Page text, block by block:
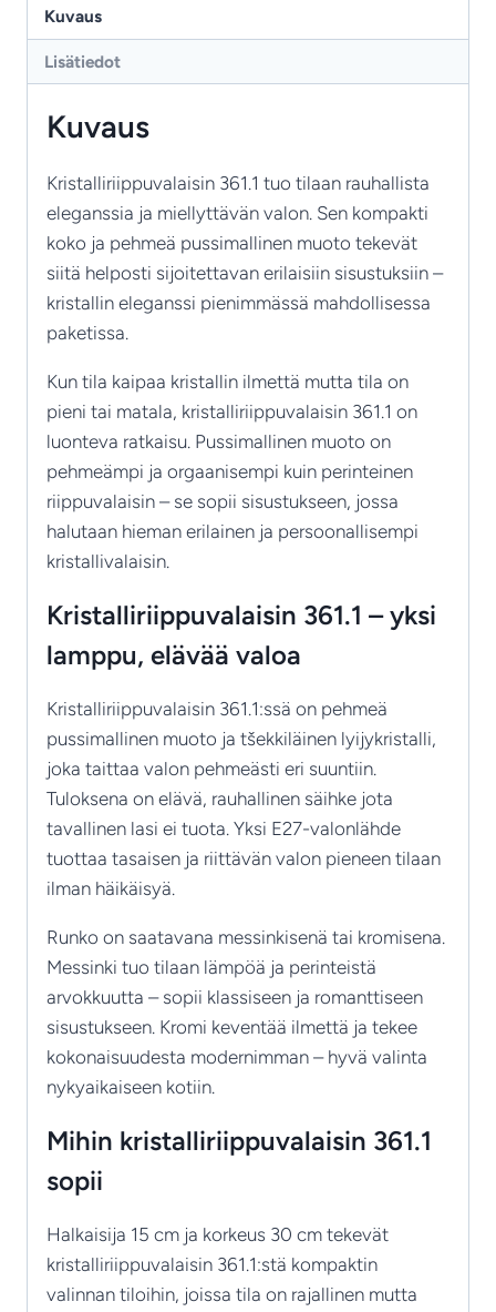
Siro
kristallivalaisin
määrä
Kuvaus
Lisätiedot
Kuvaus
Kristalliriippuvalaisin 361.1 tuo tilaan rauhallista
eleganssia ja miellyttävän valon. Sen kompakti
koko ja pehmeä pussimallinen muoto tekevät
siitä helposti sijoitettavan erilaisiin sisustuksiin –
kristallin eleganssi pienimmässä mahdollisessa
paketissa.
Kun tila kaipaa kristallin ilmettä mutta tila on
pieni tai matala, kristalliriippuvalaisin 361.1 on
luonteva ratkaisu. Pussimallinen muoto on
pehmeämpi ja orgaanisempi kuin perinteinen
riippuvalaisin – se sopii sisustukseen, jossa
halutaan hieman erilainen ja persoonallisempi
kristallivalaisin.
Kristalliriippuvalaisin 361.1 – yksi
lamppu, elävää valoa
Kristalliriippuvalaisin 361.1:ssä on pehmeä
pussimallinen muoto ja tšekkiläinen lyijykristalli,
joka taittaa valon pehmeästi eri suuntiin.
Tuloksena on elävä, rauhallinen säihke jota
tavallinen lasi ei tuota. Yksi E27-valonlähde
tuottaa tasaisen ja riittävän valon pieneen tilaan
ilman häikäisyä.
Runko on saatavana messinkisenä tai kromisena.
Messinki tuo tilaan lämpöä ja perinteistä
arvokkuutta – sopii klassiseen ja romanttiseen
sisustukseen. Kromi keventää ilmettä ja tekee
kokonaisuudesta modernimman – hyvä valinta
nykyaikaiseen kotiin.
Mihin kristalliriippuvalaisin 361.1
sopii
Halkaisija 15 cm ja korkeus 30 cm tekevät
kristalliriippuvalaisin 361.1:stä kompaktin
valinnan tiloihin, joissa tila on rajallinen mutta